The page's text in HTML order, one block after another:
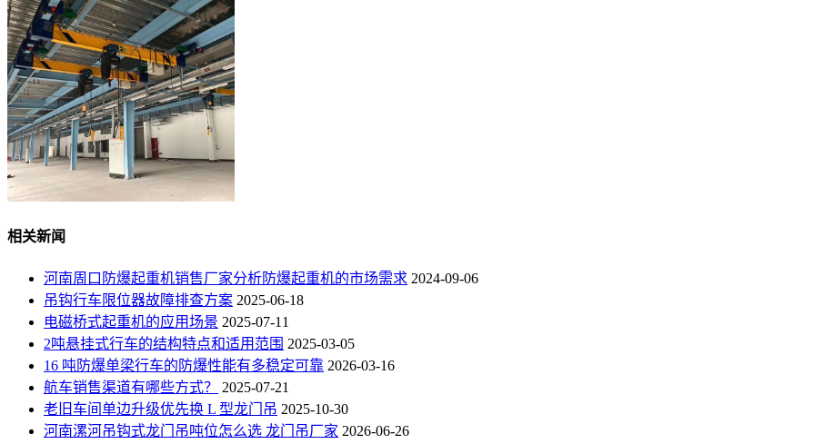
相关新闻
河南周口防爆起重机销售厂家分析防爆起重机的市场需求 2024-09-06
吊钩行车限位器故障排查方案 2025-06-18
电磁桥式起重机的应用场景 2025-07-11
2吨悬挂式行车的结构特点和适用范围 2025-03-05
16 吨防爆单梁行车的防爆性能有多稳定可靠 2026-03-16
航车销售渠道有哪些方式？
2025-07-21
老旧车间单边升级优先换 L 型龙门吊 2025-10-30
河南漯河吊钩式龙门吊吨位怎么选 龙门吊厂家 2026-06-26